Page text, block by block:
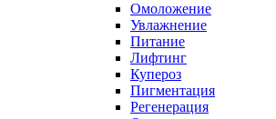
Омоложение
Увлажнение
Питание
Лифтинг
Купероз
Пигментация
Регенерация